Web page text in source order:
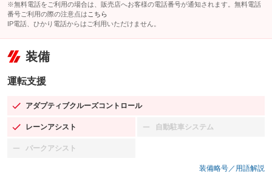
※無料電話をご利用の場合は、販売店へお客様の電話番号が通知されます。無料電話
番号ご利用の際の注意点は こちら
IP電話、ひかり電話からはご利用いただけません。
装備
運転支援
アダプティブクルーズコントロール
：装備あり
レーンアシスト
：装備あり 自動駐車システム
：装備なし
パークアシスト
：装備なし
装備略号／用語解説